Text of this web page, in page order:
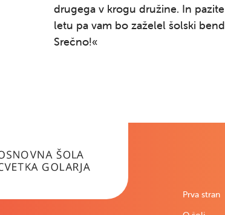
drugega v krogu družine. In
letu pa vam bo zaželel šolski
Srečno!«
Prva stran